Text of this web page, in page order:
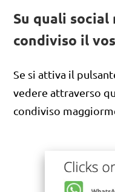
Su quali social
condiviso il
Se si attiva il
vedere attraverso
condiviso